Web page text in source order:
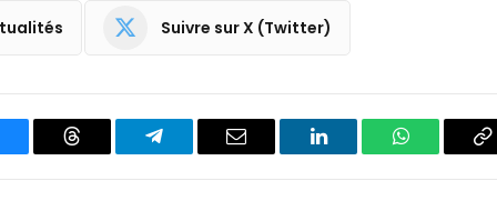
Suivre sur X (Twitter)
Threads
Partager
Email LinkedIn WhatsApp